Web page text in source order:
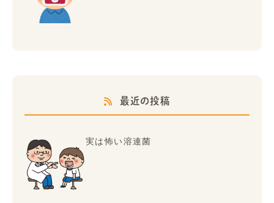
最近の投稿
実は怖い溶連菌